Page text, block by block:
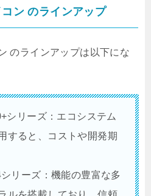
ン のラインアップ
のラインアップは以下にな
シリーズ：エコシステム
すると、コストや開発期
リーズ：機能の豊富な多